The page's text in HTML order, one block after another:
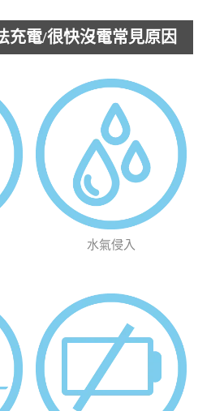
充電/很快沒電常見原因
水氣侵入